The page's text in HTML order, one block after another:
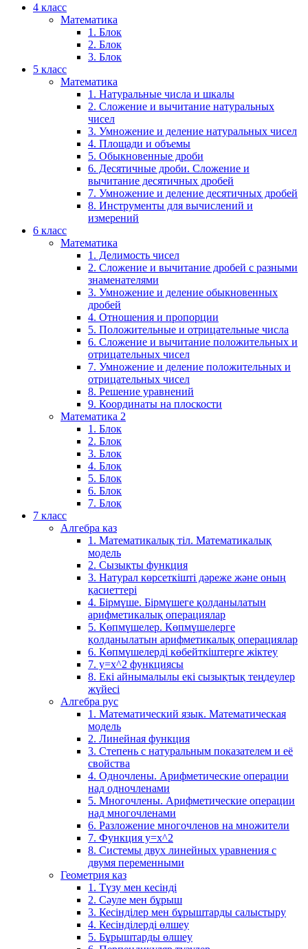
4 класс
Математика
1. Блок
2. Блок
3. Блок
5 класс
Математика
1. Натуральные числа и шкалы
2. Сложение и вычитание натуральных
чисел
3. Умножение и деление натуральных чисел
4. Площади и объемы
5. Обыкновенные дроби
6. Десятичные дроби. Сложение и
вычитание десятичных дробей
7. Умножение и деление десятичных дробей
8. Инструменты для вычислений и
измерений
6 класс
Математика
1. Делимость чисел
2. Сложение и вычитание дробей с разными
знаменателями
3. Умножение и деление обыкновенных
дробей
4. Отношения и пропорции
5. Положительные и отрицательные числа
6. Сложение и вычитание положительных и
отрицательных чисел
7. Умножение и деление положительных и
отрицательных чисел
8. Решение уравнений
9. Координаты на плоскости
Математика 2
1. Блок
2. Блок
3. Блок
4. Блок
5. Блок
6. Блок
7. Блок
7 класс
Алгебра каз
1. Математикалық тіл. Математикалық
модель
2. Сызықты функция
3. Натурал көрсеткішті дәреже және оның
қасиеттері
4. Бірмүше. Бірмүшеге қолданылатын
арифметикалық операциялар
5. Көпмүшелер. Көпмүшелерге
қолданылатын арифметикалық операциялар
6. Көпмүшелерді көбейткіштерге жіктеу
7. у=х^2 функциясы
8. Екі айнымалылы екі сызықтық теңдеулер
жүйесі
Алгебра рус
1. Математический язык. Математическая
модель
2. Линейная функция
3. Степень с натуральным показателем и её
свойства
4. Одночлены. Арифметические операции
над одночленами
5. Многочлены. Арифметические операции
над многочленами
6. Разложение многочленов на множители
7. Функция y=x^2
8. Системы двух линейных уравнения с
двумя переменными
Геометрия каз
1. Түзу мен кесінді
2. Сәуле мен бұрыш
3. Кесінділер мен бұрыштарды салыстыру
4. Кесінділерді өлшеу
5. Бұрыштарды өлшеу